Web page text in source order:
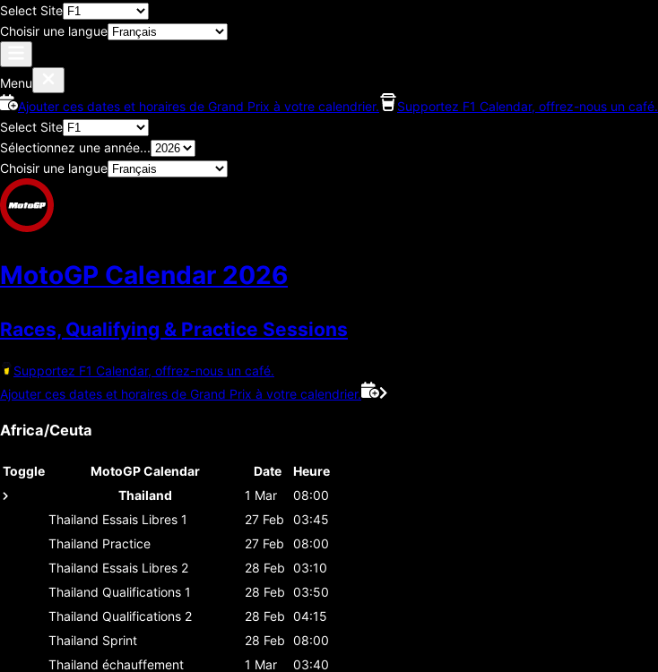
Select Site
Choisir une langue
Menu
Ajouter ces dates et horaires de Grand Prix à votre calendrier.
Supportez F1 Calendar, offrez-nous un café.
Select Site
Sélectionnez une année...
Choisir une langue
MotoGP Calendar 2026
Races, Qualifying & Practice Sessions
Supportez F1 Calendar, offrez-nous un café.
Ajouter ces dates et horaires de Grand Prix à votre calendrier.
Africa/Ceuta
Toggle MotoGP Calendar Date
Heure
Thailand
1 Mar
08:00
Thailand Essais Libres 1 27 Feb
03:45
Thailand Practice 27 Feb
08:00
Thailand Essais Libres 2 28 Feb 03:10
Thailand Qualifications 1 28 Feb 03:50
Thailand Qualifications 2 28 Feb 04:15
Thailand Sprint 28 Feb 08:00
Thailand échauffement 1 Mar
03:40